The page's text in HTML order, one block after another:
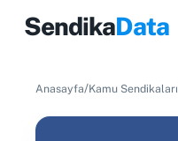
SendikaData
Anasayfa/Kamu Sendikaları